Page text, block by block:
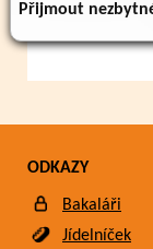
Přijmout
ODKAZY
Bakaláři
Jídelníček